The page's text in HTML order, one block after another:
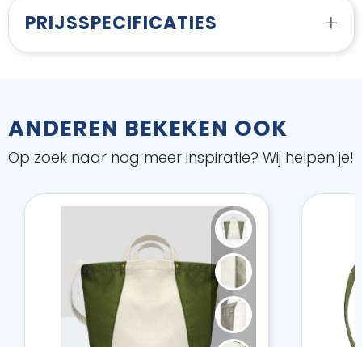
PRIJSSPECIFICATIES
ANDEREN BEKEKEN OOK
Op zoek naar nog meer inspiratie? Wij helpen je!